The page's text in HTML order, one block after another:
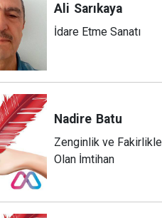
Ali Sarıkaya
İdare Etme Sanatı
Nadire Batu
Zenginlik ve Fakirlikle
Olan İmtihan